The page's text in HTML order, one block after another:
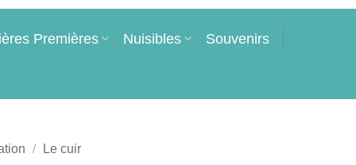
Premières Nuisibles Souvenirs
/ Le cuir